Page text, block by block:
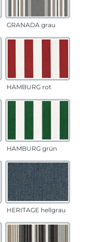
GRANADA grau
HAMBURG rot
HAMBURG grün
HERITAGE hellgrau